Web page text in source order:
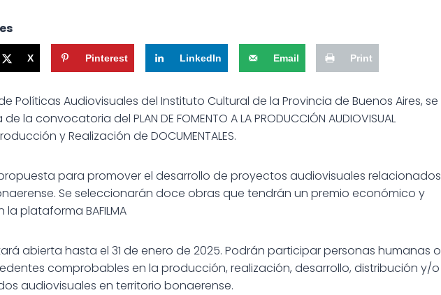
X Pinterest LinkedIn Email Print
Políticas Audiovisuales del Instituto Cultural de la Provincia de Buenos Aires, se
la convocatoria del PLAN DE FOMENTO A LA PRODUCCIÓN AUDIOVISUAL
y Realización de DOCUMENTALES.
para promover el desarrollo de proyectos audiovisuales relacionados
Se seleccionarán doce obras que tendrán un premio económico y
plataforma BAFILMA
abierta hasta el 31 de enero de 2025. Podrán participar personas humanas o
comprobables en la producción, realización, desarrollo, distribución y/o
audiovisuales en territorio bonaerense.